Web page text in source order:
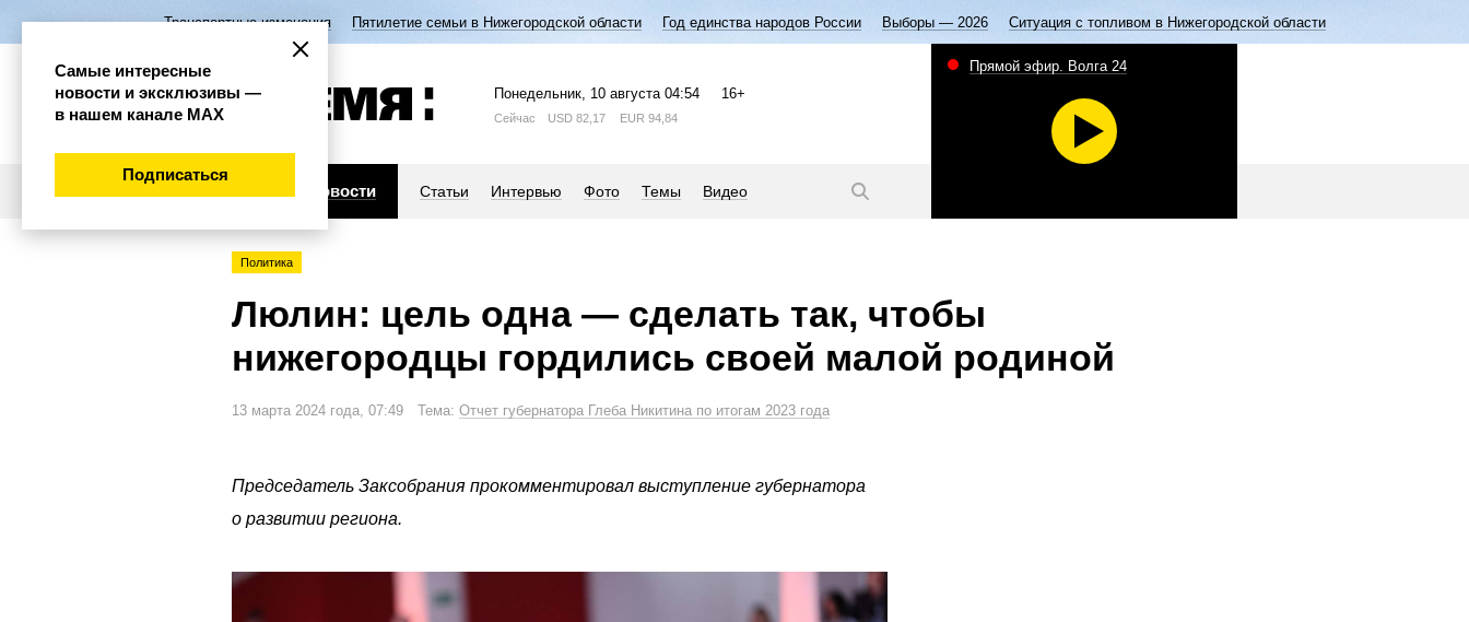
Транспортные изменения Пятилетие семьи в Нижегородской области Год единства народов России Выборы — 2026 Ситуация с топливом в Нижегородской области
Понедельник, 10 августа 04:54 16+
Сейчас USD 82,17 EUR 94,84
Новости Статьи Интервью Фото Темы Видео
Прямой эфир. Волга 24
Политика
Люлин: цель одна — сделать так, чтобы
нижегородцы гордились своей малой родиной
13 марта 2024 года, 07:49 Тема: Отчет губернатора Глеба Никитина по итогам 2023 года
Председатель Заксобрания прокомментировал выступление губернатора
о развитии региона.
Самые интересные
новости и эксклюзивы —
в нашем канале МАХ
Подписаться